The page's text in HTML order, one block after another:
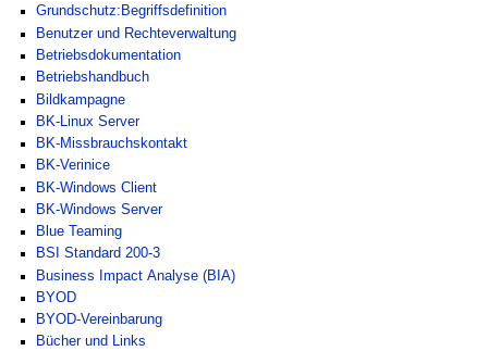
Grundschutz:Begriffsdefinition
Benutzer und Rechteverwaltung
Betriebsdokumentation
Betriebshandbuch
Bildkampagne
BK-Linux Server
BK-Missbrauchskontakt
BK-Verinice
BK-Windows Client
BK-Windows Server
Blue Teaming
BSI Standard 200-3
Business Impact Analyse (BIA)
BYOD
BYOD-Vereinbarung
Bücher und Links